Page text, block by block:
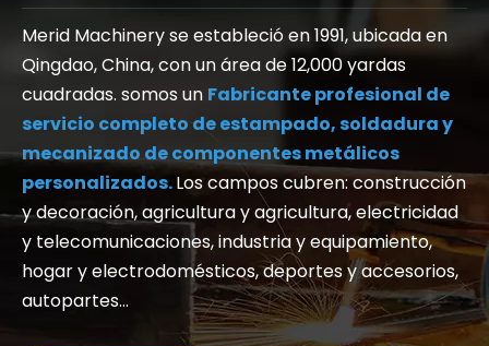
Merid Machinery se estableció en 1991, ubicada en
Qingdao, China, con un área de 12,000 yardas
cuadradas. somos un Fabricante profesional de
servicio completo de estampado, soldadura y
mecanizado de componentes metálicos
personalizados.Los campos cubren: construcción
y decoración, agricultura y agricultura, electricidad
y telecomunicaciones, industria y equipamiento,
hogar y electrodomésticos, deportes y accesorios,
autopartes...